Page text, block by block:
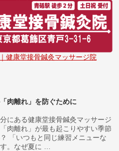
健康堂接骨鍼灸マッサージ院
肉離れ」を防ぐために
にある健康堂接骨鍼灸マッサージ
肉離れ」が最も起こりやすい季節
「いつもと同じ練習メニューな
。なぜ夏に …